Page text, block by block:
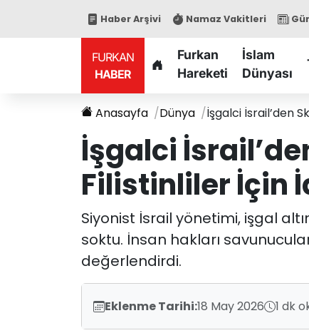
Haber Arşivi Namaz Vakitleri
FURKAN
HABER
Furkan
Hareketi
İslam
Dünyası
Anasayfa Dünya İşgalci İsrail’den
İşgalci
Filistinliler İçin
Siyonist İsrail yönetimi, işgal
soktu. İnsan hakları
değerlendirdi.
Eklenme Tarihi:18 May 2026 1 dk